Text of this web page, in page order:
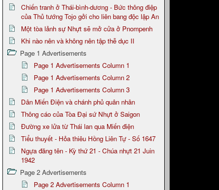
Chiến tranh ở Thái-bình-dương - Bức thông điệp
của Thủ tướng Tojo gởi cho liên bang độc lập An
Một tòa lảnh sự Nhựt sẽ mở cửa ở Pnompenh
Khi nào nên và không nên tập thễ dục II
Page 1 Advertisements
Page 1 Advertisements Column 1
Page 1 Advertisements Column 2
Page 1 Advertisements Column 3
Dân Miến Điện và chánh phủ quân nhân
Thông cáo của Tòa Đại sứ Nhựt ở Saigon
Đường xe lửa từ Thái lan qua Miến điện
Tiểu thuyết - Hỏa thiêu Hồng Liên Tự - Số 1647
Ngựa đăng tên - Kỳ thứ 21 - Chúa nhựt 21 Juin
1942
Page 2 Advertisements
Page 2 Advertisements Column 1